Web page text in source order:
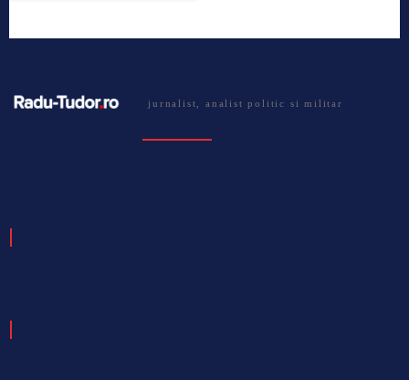
jurnalist, analist politic si militar